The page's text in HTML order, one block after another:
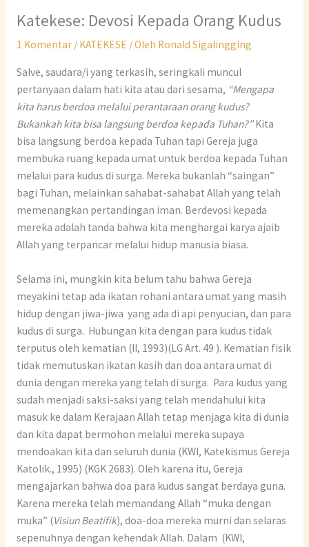
Katekese: Devosi Kepada Orang Kudus
1 Komentar / KATEKESE / Oleh Ronald Sigalingging
Salve, saudara/i yang terkasih, seringkali muncul
pertanyaan dalam hati kita atau dari sesama, “Mengapa
kita harus berdoa melalui perantaraan orang kudus?
Bukankah kita bisa langsung berdoa kepada Tuhan?”Kita
bisa langsung berdoa kepada Tuhan tapi Gereja juga
membuka ruang kepada umat untuk berdoa kepada Tuhan
melalui para kudus di surga. Mereka bukanlah “saingan”
bagi Tuhan, melainkan sahabat-sahabat Allah yang telah
memenangkan pertandingan iman. Berdevosi kepada
mereka adalah tanda bahwa kita menghargai karya ajaib
Allah yang terpancar melalui hidup manusia biasa.
Selama ini, mungkin kita belum tahu bahwa Gereja
meyakini tetap ada ikatan rohani antara umat yang masih
hidup dengan jiwa-jiwa yang ada di api penyucian, dan para
kudus di surga. Hubungan kita dengan para kudus tidak
terputus oleh kematian (II, 1993)(LG Art. 49 ). Kematian fisik
tidak memutuskan ikatan kasih dan doa antara umat di
dunia dengan mereka yang telah di surga. Para kudus yang
sudah menjadi saksi-saksi yang telah mendahului kita
masuk ke dalam Kerajaan Allah tetap menjaga kita di dunia
dan kita dapat bermohon melalui mereka supaya
mendoakan kita dan seluruh dunia (KWI, Katekismus Gereja
Katolik., 1995) (KGK 2683). Oleh karena itu, Gereja
mengajarkan bahwa doa para kudus sangat berdaya guna.
Karena mereka telah memandang Allah “muka dengan
muka” (Visiun Beatifik), doa-doa mereka murni dan selaras
sepenuhnya dengan kehendak Allah. Dalam (KWI,